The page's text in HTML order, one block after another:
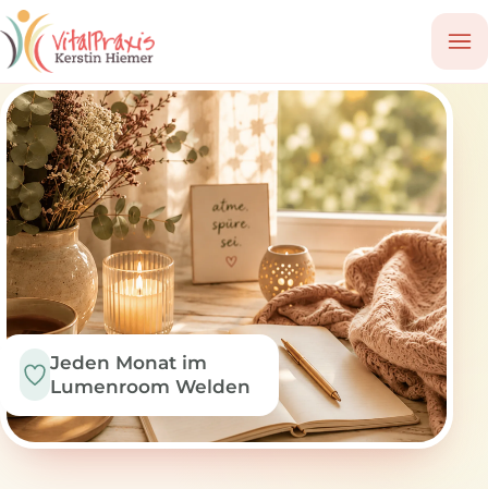
Jeden Monat im
Lumenroom Welden